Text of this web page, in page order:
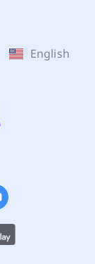
English